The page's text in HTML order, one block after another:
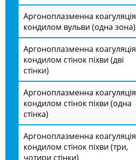
Аргоноплазменна коагуляція
кондилом вульви (одна зона)
Аргоноплазменна коагуляція
кондилом стінок піхви (дві
стінки)
Аргоноплазменна коагуляція
кондилом стінок піхви (одна
стінка)
Аргоноплазменна коагуляція
кондилом стінок піхви (три,
чотири стінки)